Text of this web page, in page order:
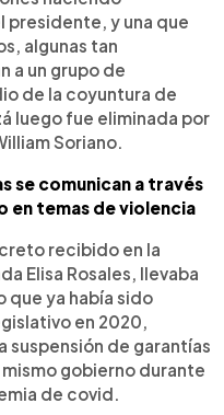
presidente, y una que
algunas tan
a un grupo de
de la coyuntura de
luego fue eliminada por
Soriano.
se comunican a través
en temas de violencia
recibido en la
Elisa Rosales, llevaba
que ya había sido
en 2020,
suspensión de garantías
gobierno durante
de covid.